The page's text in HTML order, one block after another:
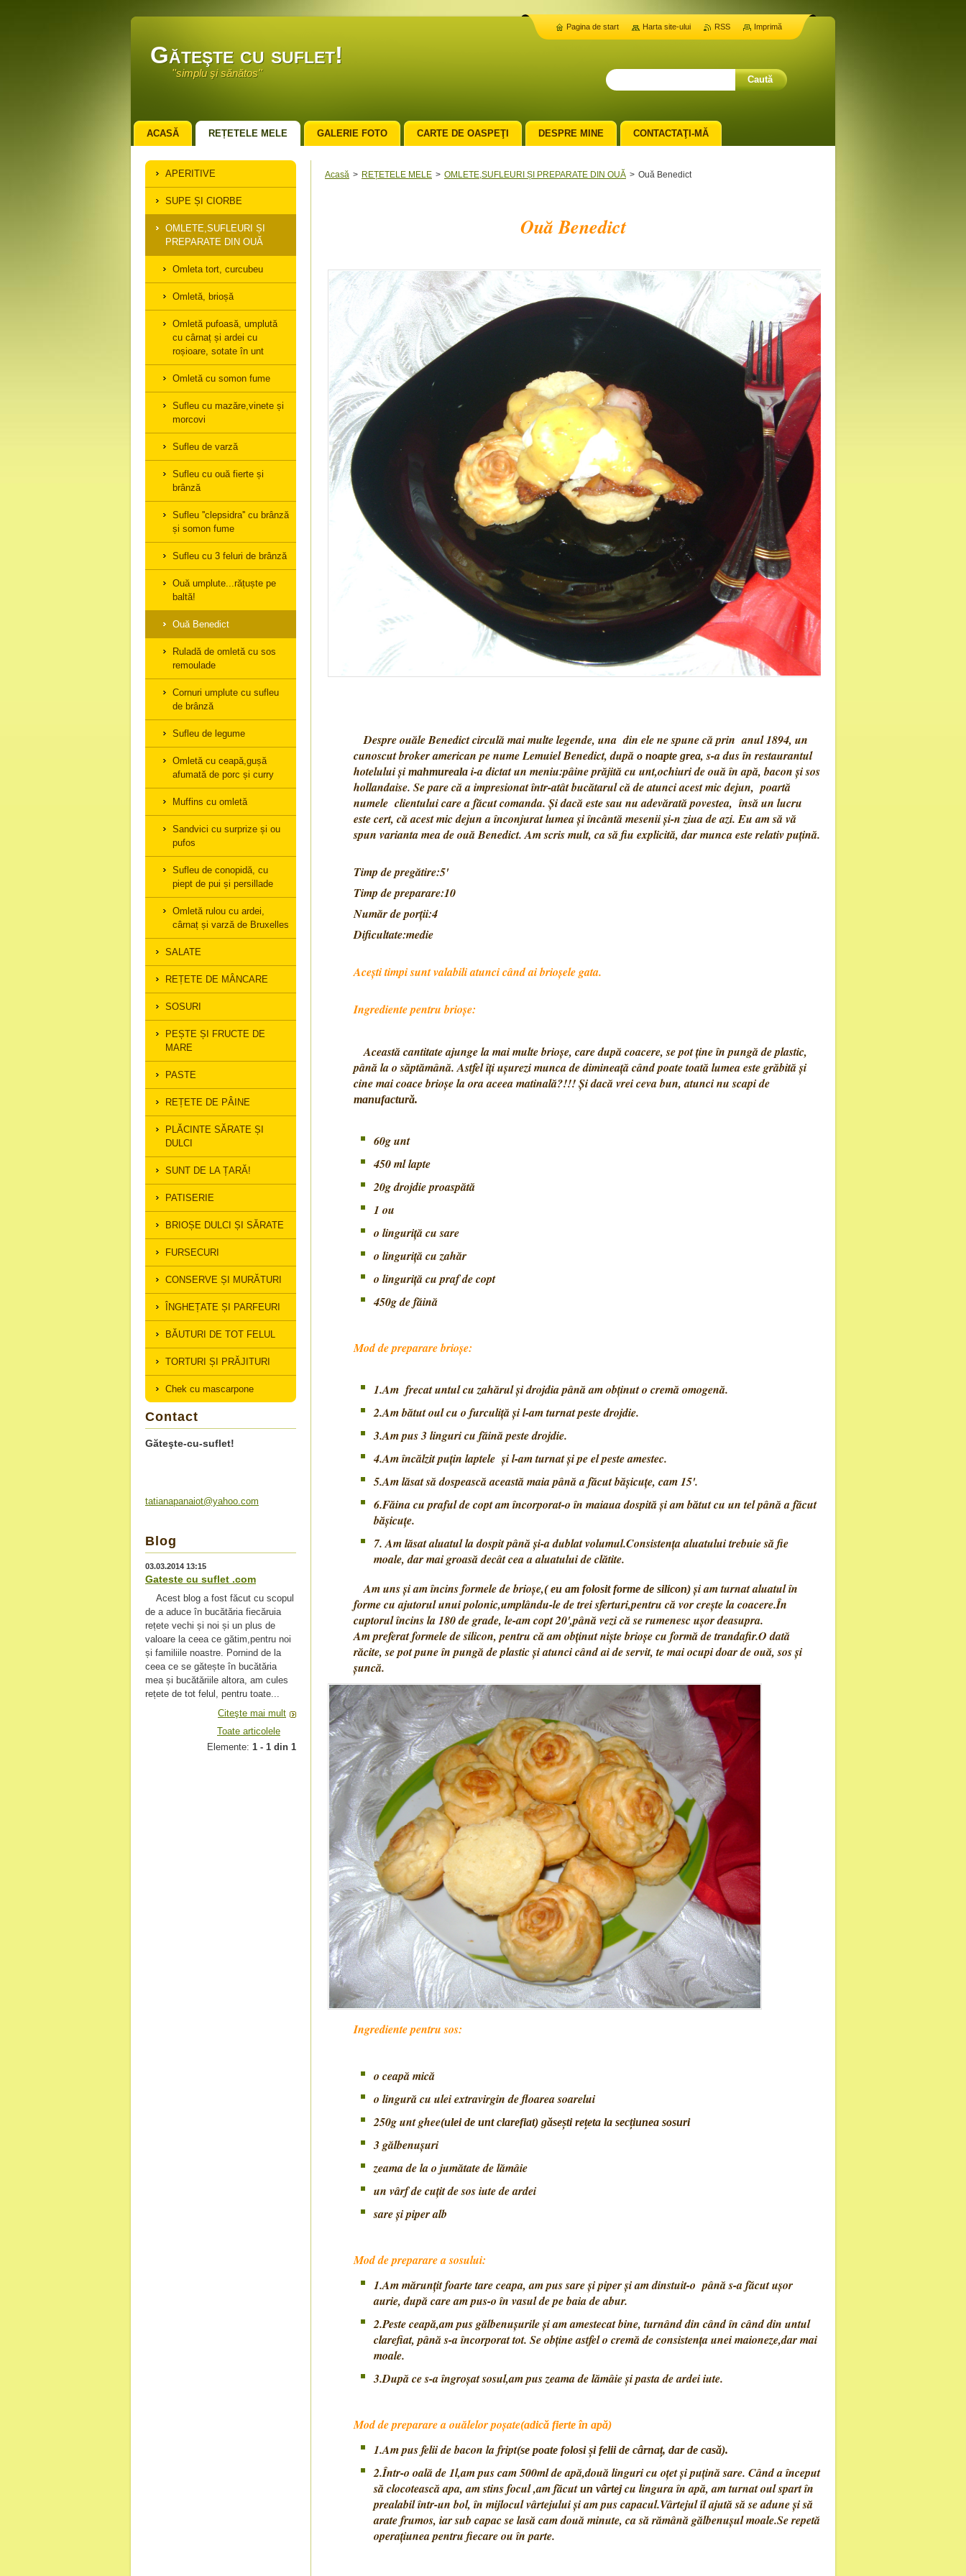
Găteşte cu suflet!
''simplu şi sănătos''
Acasă > REȚETELE MELE > OMLETE,SUFLEURI ȘI PREPARATE DIN OUĂ > Ouă Benedict
Ouă Benedict
Despre ouăle Benedict circulă mai multe legende, una din ele ne spune că prin anul 1894, un
cunoscut broker american pe nume Lemuiel Benedict, după o noapte grea, s-a dus în restaurantul
hotelului și mahmureala i-a dictat un meniu:pâine prăjită cu unt,ochiuri de ouă în apă, bacon și sos
hollandaise. Se pare că a impresionat într-atât bucătarul că de atunci acest mic dejun, poartă
numele clientului care a făcut comanda. Și dacă este sau nu adevărată povestea, însă un lucru
este cert, că acest mic dejun a înconjurat lumea și încântă mesenii și-n ziua de azi. Eu am să vă
spun varianta mea de ouă Benedict. Am scris mult, ca să fiu explicită, dar munca este relativ puțină.
Timp de pregătire:5'
Timp de preparare:10
Număr de porții:4
Dificultate:medie
Acești timpi sunt valabili atunci când ai brioșele gata.
Ingrediente pentru brioșe:
Această cantitate ajunge la mai multe brioșe, care după coacere, se pot ține în pungă de plastic,
până la o săptămână. Astfel îți ușurezi munca de dimineață când poate toată lumea este grăbită și
cine mai coace brioșe la ora aceea matinală?!!! Și dacă vrei ceva bun, atunci nu scapi de
manufactură.
60g unt
450 ml lapte
20g drojdie proaspătă
1 ou
o linguriță cu sare
o linguriță cu zahăr
o linguriță cu praf de copt
450g de făină
Mod de preparare brioșe:
1.Am frecat untul cu zahărul și drojdia până am obținut o cremă omogenă.
2.Am bătut oul cu o furculiță și l-am turnat peste drojdie.
3.Am pus 3 linguri cu făină peste drojdie.
4.Am încălzit puțin laptele și l-am turnat și pe el peste amestec.
5.Am lăsat să dospească această maia până a făcut bășicuțe, cam 15'.
6.Făina cu praful de copt am încorporat-o în maiaua dospită și am bătut cu un tel până a făcut
bășicuțe.
7. Am lăsat aluatul la dospit până și-a dublat volumul.Consistența aluatului trebuie să fie
moale, dar mai groasă decât cea a aluatului de clătite.
Am uns și am încins formele de brioșe,( eu am folosit forme de silicon)și am turnat aluatul în
forme cu ajutorul unui polonic,umplându-le de trei sferturi,pentru că vor crește la coacere.În
cuptorul încins la 180 de grade, le-am copt 20',până vezi că se rumenesc ușor deasupra.
Am preferat formele de silicon, pentru că am obținut niște brioșe cu formă de trandafir.O dată
răcite, se pot pune în pungă de plastic și atunci când ai de servit, te mai ocupi doar de ouă, sos și
șuncă.
Ingrediente pentru sos:
o ceapă mică
o lingură cu ulei extravirgin de floarea soarelui
250g unt ghee(ulei de unt clarefiat) găsești rețeta la secțiunea sosuri
3 gălbenușuri
zeama de la o jumătate de lămâie
un vârf de cuțit de sos iute de ardei
sare și piper alb
Mod de preparare a sosului:
1.Am mărunțit foarte tare ceapa, am pus sare și piper și am dinstuit-o până s-a făcut ușor
aurie, după care am pus-o în vasul de pe baia de abur.
2.Peste ceapă,am pus gălbenușurile și am amestecat bine, turnând din când în când din untul
clarefiat, până s-a încorporat tot. Se obține astfel o cremă de consistența unei maioneze,dar mai
moale.
3.După ce s-a îngroșat sosul,am pus zeama de lămâie și pasta de ardei iute.
Mod de preparare a ouălelor poșate(adică fierte în apă)
1.Am pus felii de bacon la fript(se poate folosi și felii de cârnaț, dar de casă).
2.Într-o oală de 1l,am pus cam 500ml de apă,două linguri cu oțet și puțină sare. Când a început
să clocotească apa, am stins focul ,am făcutun vârtejcu lingura în apă, am turnat oul spart în
prealabil într-un bol, în mijlocul vârtejului și am pus capacul.Vârtejul îl ajută să se adune și să
arate frumos, iar sub capac se lasă cam două minute, ca să rămână gălbenușul moale.Se repetă
operațiunea pentru fiecare ou în parte.
APERITIVE
SUPE ȘI CIORBE
OMLETE,SUFLEURI ȘI
PREPARATE DIN OUĂ
Omleta tort, curcubeu
Omletă, brioșă
Omletă pufoasă, umplută
cu cârnaț și ardei cu
roșioare, sotate în unt
Omletă cu somon fume
Sufleu cu mazăre,vinete și
morcovi
Sufleu de varză
Sufleu cu ouă fierte și
brânză
Sufleu ''clepsidra'' cu brânză
și somon fume
Sufleu cu 3 feluri de brânză
Ouă umplute...rățuște pe
baltă!
Ouă Benedict
Ruladă de omletă cu sos
remoulade
Cornuri umplute cu sufleu
de brânză
Sufleu de legume
Omletă cu ceapă,gușă
afumată de porc și curry
Muffins cu omletă
Sandvici cu surprize și ou
pufos
Sufleu de conopidă, cu
piept de pui și persillade
Omletă rulou cu ardei,
cârnaț și varză de Bruxelles
SALATE
REȚETE DE MÂNCARE
SOSURI
PEȘTE ȘI FRUCTE DE
MARE
PASTE
REȚETE DE PÂINE
PLĂCINTE SĂRATE ȘI
DULCI
SUNT DE LA ȚARĂ!
PATISERIE
BRIOȘE DULCI ȘI SĂRATE
FURSECURI
CONSERVE ȘI MURĂTURI
ÎNGHEȚATE ȘI PARFEURI
BĂUTURI DE TOT FELUL
TORTURI ȘI PRĂJITURI
Chek cu mascarpone
Contact
Găteşte-cu-suflet!
tatianapanaiot@yahoo.com
Blog
03.03.2014 13:15
Gateste cu suflet .com
Acest blog a fost făcut cu scopul
de a aduce în bucătăria fiecăruia
rețete vechi și noi și un plus de
valoare la ceea ce gătim,pentru noi
și familiile noastre. Pornind de la
ceea ce se gătește în bucătăria
mea și bucătăriile altora, am cules
rețete de tot felul, pentru toate...
Citeşte mai mult
Toate articolele
Elemente: 1 - 1 din 1
ACASĂ REȚETELE MELE GALERIE FOTO CARTE DE OASPEŢI DESPRE MINE CONTACTAŢI-MĂ
Pagina de start Harta site-ului RSS Imprimă